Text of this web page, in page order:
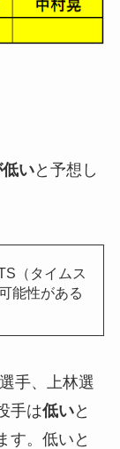
いと予想し
（タイムス
能性がある
手、上林選
手は低いと
す。低いと